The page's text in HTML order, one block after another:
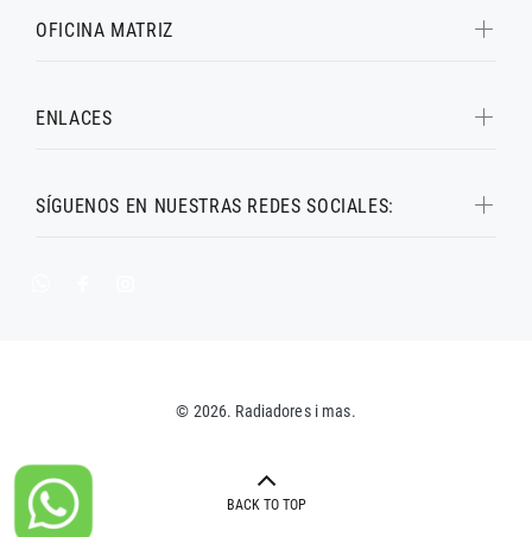
SÍGUENOS EN NUESTRAS REDES SOCIALES:
OFICINA MATRIZ
ENLACES
© 2026. Radiadores i mas.
BACK TO TOP